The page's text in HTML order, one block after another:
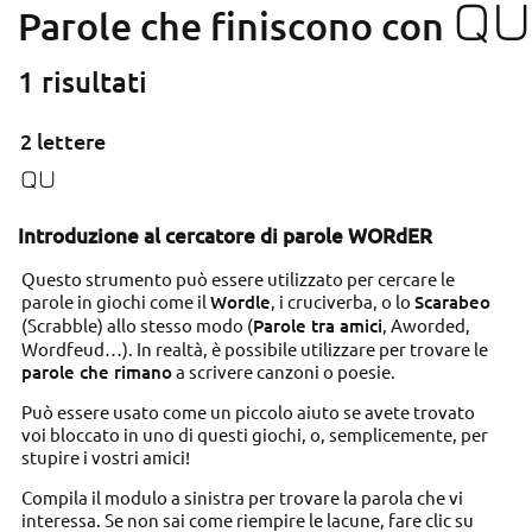
Parole che finiscono con QU
1 risultati
2 lettere
QU
Introduzione al cercatore di parole WORdER
Questo strumento può essere utilizzato per cercare le
parole in giochi come il Wordle , i cruciverba, o lo Scarabeo
(Scrabble) allo stesso modo (Parole tra amici , Aworded,
Wordfeud…). In realtà, è possibile utilizzare per trovare le
parole che rimanoa scrivere canzoni o poesie.
Può essere usato come un piccolo aiuto se avete trovato
voi bloccato in uno di questi giochi, o, semplicemente, per
stupire i vostri amici!
Compila il modulo a sinistra per trovare la parola che vi
interessa. Se non sai come riempire le lacune, fare clic su